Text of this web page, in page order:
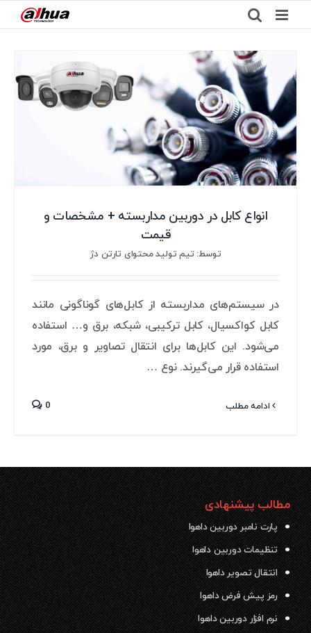
to
انواع کابل در دوربین مداربسته + مشخصات و
قیمت
توسط: تیم تولید محتوای تارتن دژ
در سیستم‌های مداربسته از کابل‌های گوناگونی مانند
کابل کواکسیال، کابل ترکیبی، شبکه، برق و… استفاده
می‌شود. این کابل‎‌ها برای انتقال تصاویر و برق، مورد
استفاده قرار می‌گیرند. نوع …
ادامه مطلب 0
مطالب پیشنهادی
پارت نامبر دوربین داهوا
تنظیمات دوربین داهوا
انتقال تصویر داهوا
رمز پیش فرض داهوا
نرم افزار دوربین داهوا